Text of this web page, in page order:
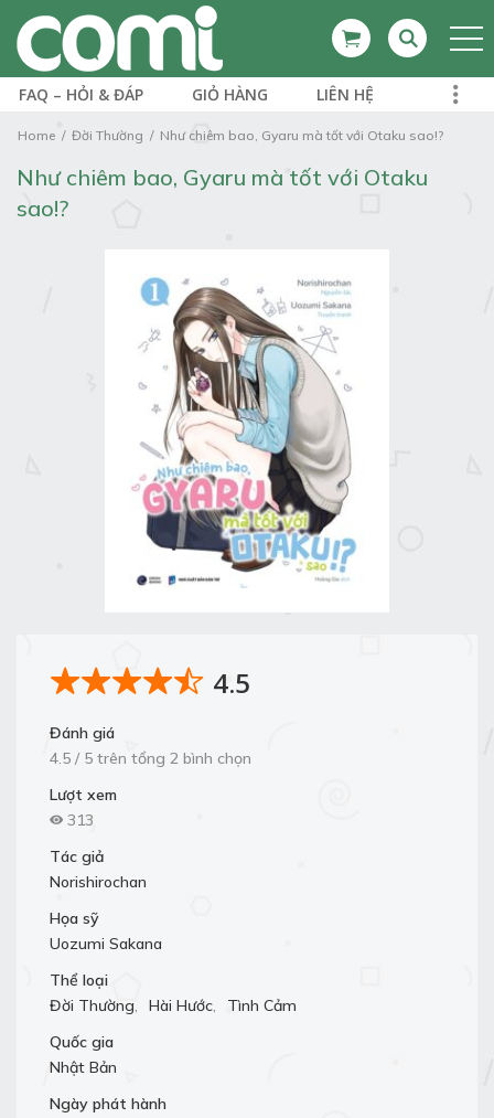
FAQ – HỎI & ĐÁP GIỎ HÀNG LIÊN HỆ
Home Đời Thường Như chiêm bao, Gyaru mà tốt với Otaku sao!?
Như chiêm bao, Gyaru mà tốt với Otaku
sao!?
4.5
Đánh giá
4.5 / 5 trên tổng 2 bình chọn
Lượt xem
313
Tác giả
Norishirochan
Họa sỹ
Uozumi Sakana
Thể loại
Đời Thường, Hài Hước,
Tình Cảm
Quốc gia
Nhật Bản
Ngày phát hành